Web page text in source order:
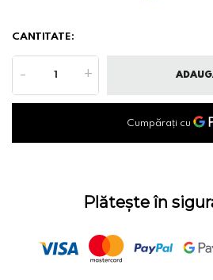
CANTITATE:
- +
Plătește în